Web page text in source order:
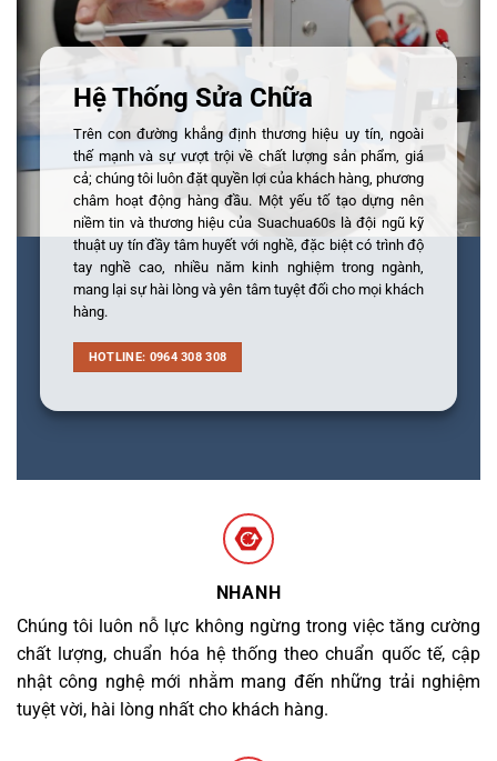
Hệ Thống Sửa Chữa
Trên con đường khẳng định thương hiệu uy tín, ngoài
thế mạnh và sự vượt trội về chất lượng sản phẩm, giá
cả; chúng tôi luôn đặt quyền lợi của khách hàng, phương
châm hoạt động hàng đầu. Một yếu tố tạo dựng nên
niềm tin và thương hiệu của Suachua60s là đội ngũ kỹ
thuật uy tín đầy tâm huyết với nghề, đặc biệt có trình độ
tay nghề cao, nhiều năm kinh nghiệm trong ngành,
mang lại sự hài lòng và yên tâm tuyệt đối cho mọi khách
hàng.
HOTLINE: 0964 308 308
NHANH
Chúng tôi luôn nỗ lực không ngừng trong việc tăng cường
chất lượng, chuẩn hóa hệ thống theo chuẩn quốc tế, cập
nhật công nghệ mới nhằm mang đến những trải nghiệm
tuyệt vời, hài lòng nhất cho khách hàng.